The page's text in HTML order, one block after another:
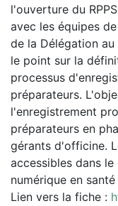
l'ouverture du
avec les équipes
de la Délégation
le point sur la
processus
préparateurs.
l'enregistrement
préparateurs en
gérants d'officine.
accessibles dans
numérique en
Lien vers la fiche :